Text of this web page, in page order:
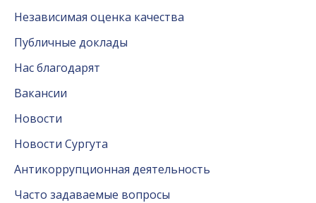
Независимая оценка качества
Публичные доклады
Нас благодарят
Вакансии
Новости
Новости Сургута
Антикоррупционная деятельность
Часто задаваемые вопросы